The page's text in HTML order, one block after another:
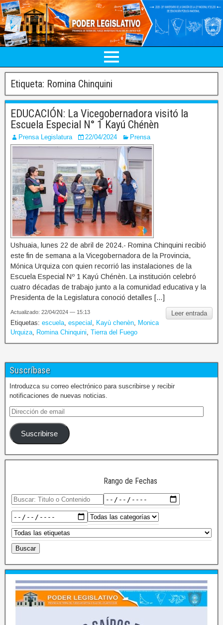
Etiqueta: Romina Chinquini
EDUCACIÓN: La Vicegobernadora visitó la
Escuela Especial N° 1 Kayú Chénèn
Prensa Legislatura 22/04/2024 Prensa
Ushuaia, lunes 22 de abril de 2024.- Romina Chinquini recibió
este fin de semana a la Vicegobernadora de la Provincia,
Mónica Urquiza con quien recorrió las instalaciones de la
Escuela Especial Nº 1 Kayú Chénèn. La institución celebró
cuatro décadas de trabajo junto a la comunidad educativa y la
Presidenta de la Legislatura conoció detalles […]
Leer entrada
Actualizado: 22/04/2024 — 15:13
Etiquetas: escuela especial Kayù chenèn
Monica
Urquiza
Romina Chinquini Tierra del Fuego
Suscríbase
Introduzca su correo electrónico para suscribirse y recibir
notificaciones de nuevas noticias.
Suscribirse
Rango de Fechas